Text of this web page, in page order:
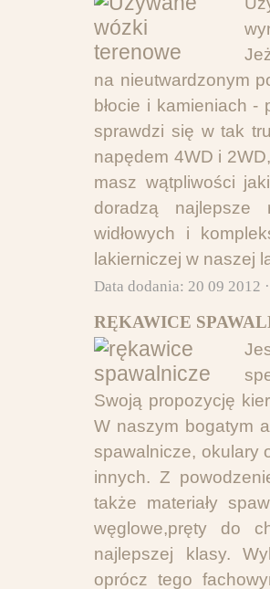
na nieutwardzonym
błocie i kamieniach -
sprawdzi się w tak
napędem 4WD i
masz wątpliwości
doradzą najlepsze
widłowych i
lakierniczej w naszej
Data dodania: 20 09 2012
RĘKAWICE
Swoją propozycję
W naszym bogatym
spawalnicze, okulary
innych. Z
także materiały
węglowe,pręty do
najlepszej klasy.
oprócz tego